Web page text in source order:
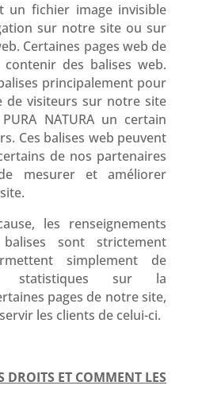
un fichier image invisible
sur notre site ou sur
Certaines pages web de
des balises web.
principalement pour
de visiteurs sur notre site
NATURA un certain
Ces balises web peuvent
de nos partenaires
mesurer et améliorer
les renseignements
sont strictement
simplement de
statistiques sur la
pages de notre site,
les clients de celui-ci.
DROITS ET COMMENT LES